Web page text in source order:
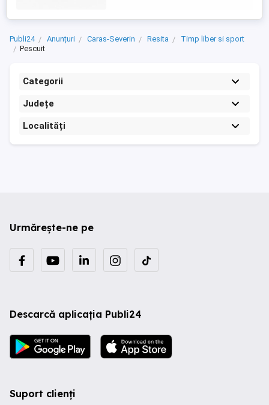
Publi24 Anunțuri Caras-Severin Resita
Timp liber si sport
Pescuit
Categorii
Județe
Localități
Urmărește-ne pe
Descarcă aplicația Publi24
Suport clienți